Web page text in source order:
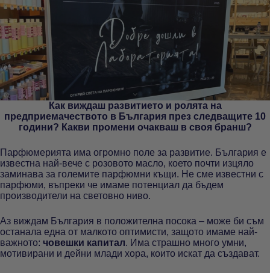
Как виждаш развитието и ролята на
предприемачеството в България през следващите 10
години? Какви промени очакваш в своя бранш?
Парфюмерията има огромно поле за развитие. България е
известна най-вече с розовото масло, което почти изцяло
заминава за големите парфюмни къщи. Не сме известни с
парфюми, въпреки че имаме потенциал да бъдем
производители на световно ниво.
Аз виждам България в положителна посока – може би съм
останала една от малкото оптимисти, защото имаме най-
важното: човешки капитал. Има страшно много умни,
мотивирани и дейни млади хора, които искат да създават.